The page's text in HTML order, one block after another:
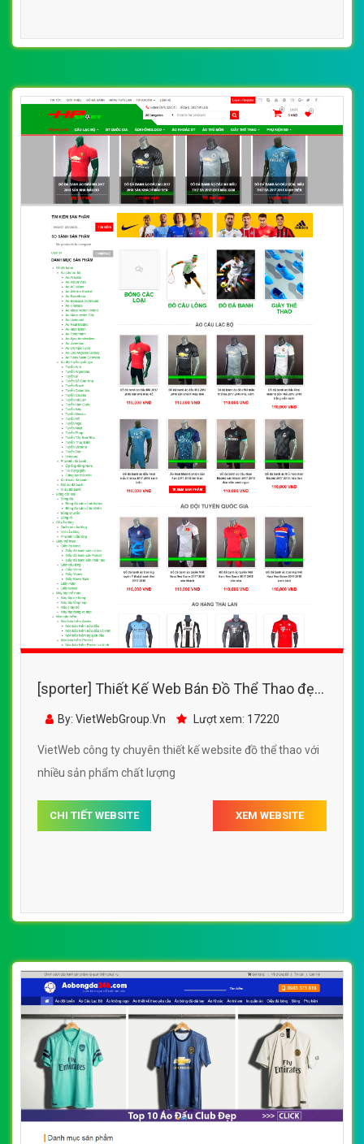
[sporter] Thiết Kế Web Bán Đồ Thể Thao đẹp,
chuyên nghiệp chuẩn SEO
By: VietWebGroup.Vn Lượt xem: 17220
VietWeb công ty chuyên thiết kế website đồ thể thao với
nhiều sản phẩm chất lượng
CHI TIẾT WEBSITE XEM WEBSITE